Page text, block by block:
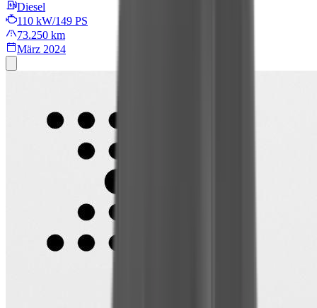
Diesel
110 kW/149 PS
73.250 km
März 2024